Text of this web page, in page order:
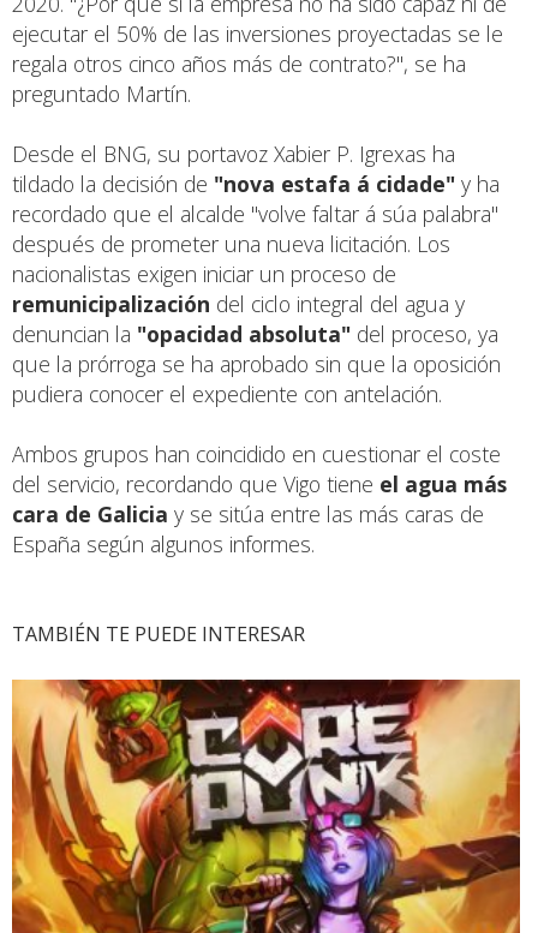
ejecutar el 50% de las inversiones proyectadas se le
regala otros cinco años más de contrato?", se ha
preguntado Martín.
Desde el BNG, su portavoz Xabier P. Igrexas ha
tildado la decisión de "nova estafa á cidade" y ha
recordado que el alcalde "volve faltar á súa palabra"
después de prometer una nueva licitación. Los
nacionalistas exigen iniciar un proceso de
remunicipalización del ciclo integral del agua y
denuncian la "opacidad absoluta" del proceso, ya
que la prórroga se ha aprobado sin que la oposición
pudiera conocer el expediente con antelación.
Ambos grupos han coincidido en cuestionar el coste
del servicio, recordando que Vigo tiene el agua más
cara de Galicia y se sitúa entre las más caras de
España según algunos informes.
TAMBIÉN TE PUEDE INTERESAR